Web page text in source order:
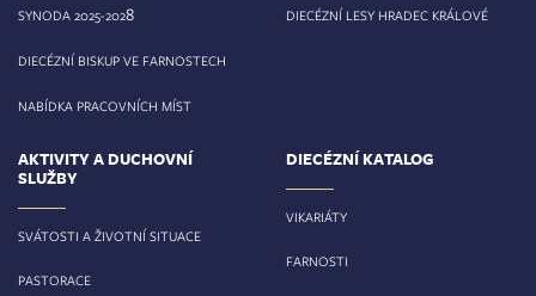
SYNODA 2025-2028
DIECÉZNÍ BISKUP VE FARNOSTECH
NABÍDKA PRACOVNÍCH MÍST
DIECÉZNÍ LESY HRADEC KRÁLOVÉ
AKTIVITY A DUCHOVNÍ
SLUŽBY
SVÁTOSTI A ŽIVOTNÍ SITUACE
PASTORACE
DIECÉZNÍ KATALOG
VIKARIÁTY
FARNOSTI